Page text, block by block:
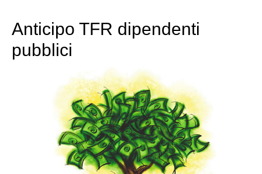
Anticipo TFR dipendenti
pubblici